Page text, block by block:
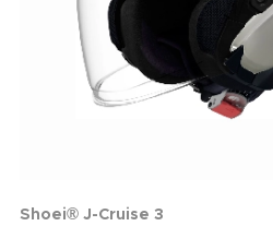
Shoei® J-Cruise 3